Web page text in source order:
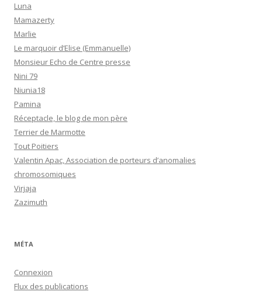
Luna
Mamazerty
Marlie
Le marquoir d’Elise (Emmanuelle)
Monsieur Echo de Centre presse
Nini 79
Niunia18
Pamina
Réceptacle, le blog de mon père
Terrier de Marmotte
Tout Poitiers
Valentin Apac, Association de porteurs d’anomalies
chromosomiques
Virjaja
Zazimuth
MÉTA
Connexion
Flux des publications